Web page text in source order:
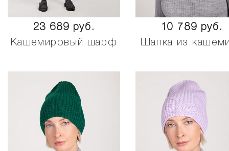
23 689 руб.
Кашемировый шарф
10 789 руб.
Шапка из